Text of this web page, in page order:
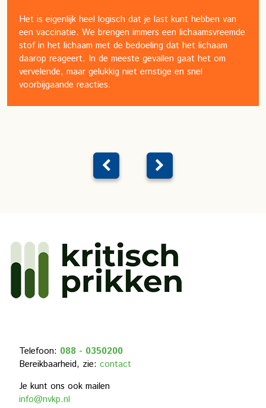
Het is eigenlijk heel logisch dat je last kunt hebben van
een vaccinatie. We brengen immers een lichaamsvreemde
stof in het lichaam met de bedoeling dat het lichaam
daarop reageert. In de meeste gevallen gaat het om
vervelende, maar gelukkig niet ernstige en snel
voorbijgaande reacties.
Telefoon: 088 - 0350200
Bereikbaarheid, zie: contact
Je kunt ons ook mailen
info@nvkp.nl